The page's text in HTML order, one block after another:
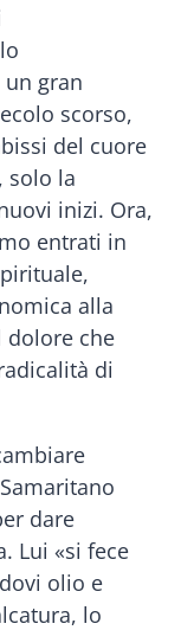
un gran
scorso,
del cuore
solo la
inizi. Ora,
entrati in
alla
dolore che
di
dare
Lui «si fece
olio e
lo